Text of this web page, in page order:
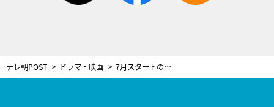
テレ朝POST ドラマ・映画 7月スタートの王道刑事ドラマ『大追跡』クランクイン！大森南朋・相葉雅紀・松下奈緒が意気込み語る